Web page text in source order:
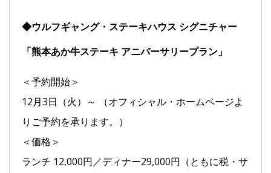
◆ウルフギャング・ステーキハウス シグニチャー
「熊本あか牛ステーキ アニバーサリープラン」
＜予約開始＞
12月3日（火）～ （オフィシャル・ホームページよ
りご予約を承ります。）
＜価格＞
ランチ 12,000円／ディナー29,000円（ともに税・サ